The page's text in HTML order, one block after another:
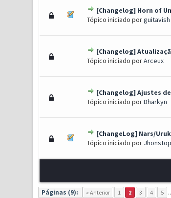
[Changelog] Horn of
Tópico iniciado porguitavish
0 Voto(s) - 0
[Changelog]
Tópico iniciado porArceux
1
[Changelog] Ajustes
Tópico iniciado porDharkyn
3 Voto(s) -
[ChangeLog] Nars/
Tópico iniciado por Jhonstop
0 Voto(s) - 0
Páginas (9): « Anterior 1 2 3 4 5